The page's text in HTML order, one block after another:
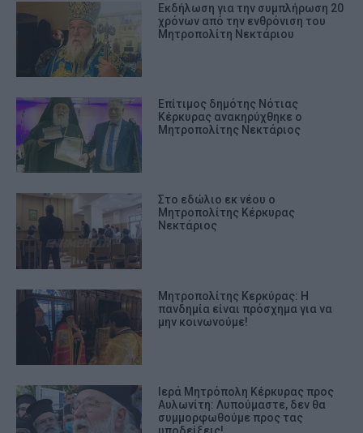
Εκδήλωση για την συμπλήρωση 20
χρόνων από την ενθρόνιση του
Μητροπολίτη Νεκτάριου
Επίτιμος δημότης Νότιας
Κέρκυρας ανακηρύχθηκε ο
Μητροπολίτης Νεκτάριος
Στο εδώλιο εκ νέου ο
Μητροπολίτης Κέρκυρας
Νεκτάριος
Μητροπολίτης Κερκύρας: Η
πανδημία είναι πρόσχημα για να
μην κοινωνούμε!
Ιερά Μητρόπολη Κέρκυρας προς
Αυλωνίτη: Λυπούμαστε, δεν θα
συμμορφωθούμε προς τας
υποδείξεις!